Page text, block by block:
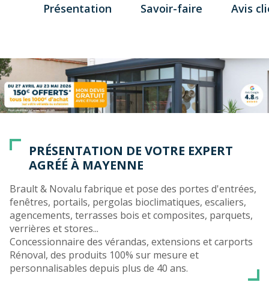
Présentation Savoir-faire Avis
PRÉSENTATION DE VOTRE EXPERT
AGRÉÉ À MAYENNE
Brault & Novalu fabrique et pose des portes d'entrées,
fenêtres, portails, pergolas bioclimatiques, escaliers,
agencements, terrasses bois et composites, parquets,
verrières et stores...
Concessionnaire des vérandas, extensions et carports
Rénoval, des produits 100% sur mesure et
personnalisables depuis plus de 40 ans.